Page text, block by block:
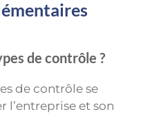
de contrôle ?
de contrôle se
et son